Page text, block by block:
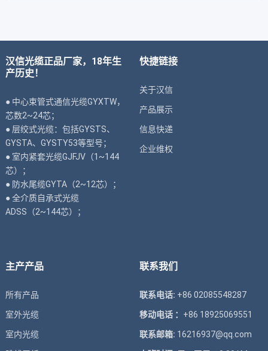
汉信光缆正品厂家，18年生
产历史！
● 中心束管式通信光缆GYXTW，
芯数2~24芯；
● 层绞式光缆：包括GYSTS、
GYSTA、GYSTY53等型号；
● 室内紧套光缆GJFJV（1~144
芯）；
● 防水尾缆GYTA（2~12芯）；
● 全介质自承式光缆
ADSS（2~144芯）；
快捷链接
关于汉信
产品展示
信息快递
企业维权
主产产品
所有产品
室外光缆
室内光缆
联系我们
联系电话: +86 02085548287
移动电话 ： +86 18925069551
联系邮箱: 16216937@qq.com